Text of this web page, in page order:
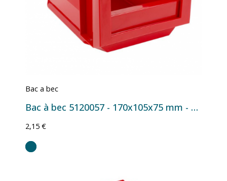
Bac a bec
Bac à bec 5120057 - 170x105x75 mm - 1 L Rouge
2,15 €